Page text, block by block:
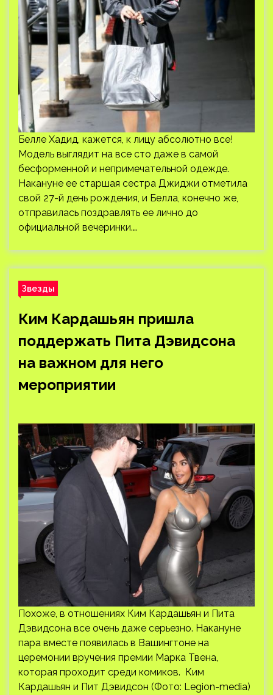
Белле Хадид, кажется, к лицу абсолютно все!
Модель выглядит на все сто даже в самой
бесформенной и непримечательной одежде.
Накануне ее старшая сестра Джиджи отметила
свой 27-й день рождения, и Белла, конечно же,
отправилась поздравлять ее лично до
официальной вечеринки.…
Звезды
Ким Кардашьян пришла
поддержать Пита Дэвидсона
на важном для него
мероприятии
Похоже, в отношениях Ким Кардашьян и Пита
Дэвидсона все очень даже серьезно. Накануне
пара вместе появилась в Вашингтоне на
церемонии вручения премии Марка Твена,
которая проходит среди комиков. Ким
Кардашьян и Пит Дэвидсон (Фото: Legion-media)